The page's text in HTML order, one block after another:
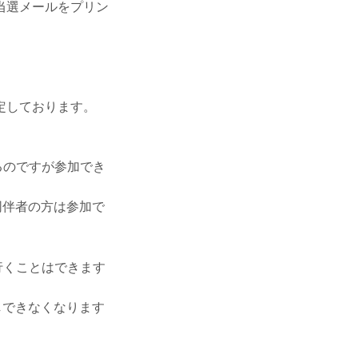
選メールをプリン
ております。
ですが参加でき
者の方は参加で
ことはできます
きなくなります